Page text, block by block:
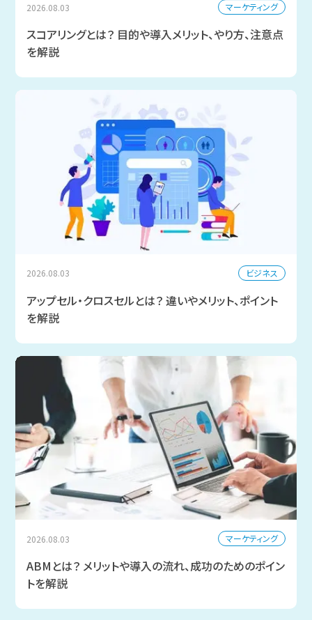
2026.08.03 マーケティング
スコアリングとは？ 目的や導入メリット、やり方、注意点
を解説
2026.08.03 ビジネス
アップセル・クロスセルとは？ 違いやメリット、ポイント
を解説
2026.08.03 マーケティング
ABMとは？ メリットや導入の流れ、成功のためのポイン
トを解説